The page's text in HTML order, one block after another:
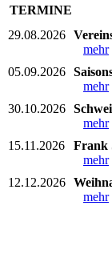
TERMINE
29.08.2026
mehr
05.09.2026
mehr
30.10.2026
mehr
15.11.2026
Frank
mehr
12.12.2026
mehr